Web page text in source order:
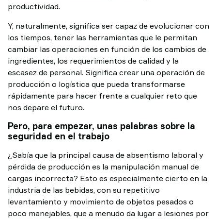
productividad.
Y, naturalmente, significa ser capaz de evolucionar con
los tiempos, tener las herramientas que le permitan
cambiar las operaciones en función de los cambios de
ingredientes, los requerimientos de calidad y la
escasez de personal. Significa crear una operación de
producción o logística que pueda transformarse
rápidamente para hacer frente a cualquier reto que
nos depare el futuro.
Pero, para empezar, unas palabras sobre la
seguridad en el trabajo
¿Sabía que la principal causa de absentismo laboral y
pérdida de producción es la manipulación manual de
cargas incorrecta? Esto es especialmente cierto en la
industria de las bebidas, con su repetitivo
levantamiento y movimiento de objetos pesados o
poco manejables, que a menudo da lugar a lesiones por